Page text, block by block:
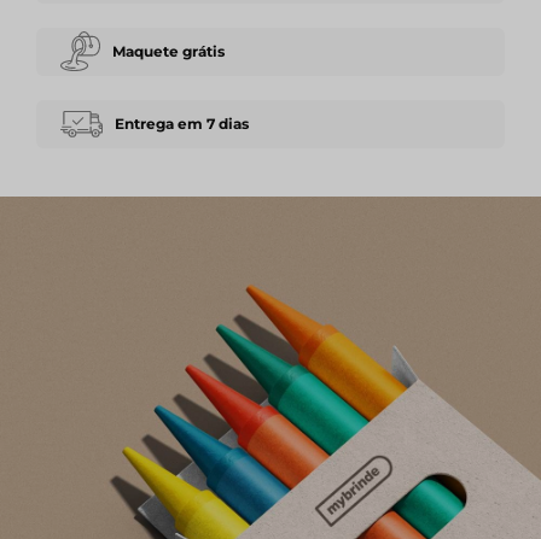
Maquete grátis
Entrega em 7 dias